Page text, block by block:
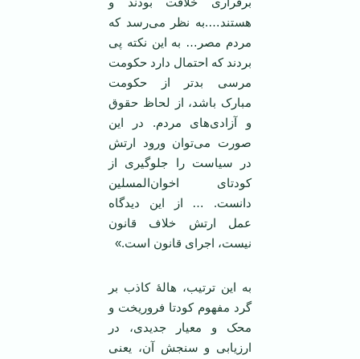
هستند….به نظر می‌رسد که
مردم مصر… به این نکته پی
بردند که احتمال دارد حکومت
مرسی بدتر از حکومت
مبارک باشد، از لحاظ حقوق
و آزادی‌‌های مردم. در این
صورت می‌توان ورود ارتش
در سیاست را جلوگیری از
کودتای اخوان‌المسلین
دانست. … از این دیدگاه
عمل ارتش خلاف قانون
نیست، اجرای قانون است.»
به این ترتیب، هالۀ کاذب بر
گرد مفهوم کودتا فروریخت و
محک و معیار جدیدی، در
ارزیابی و سنجش آن، یعنی